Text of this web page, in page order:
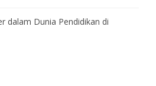
dalam Dunia Pendidikan di